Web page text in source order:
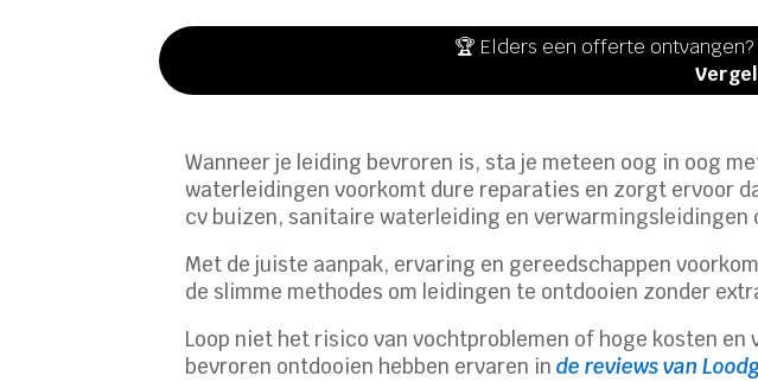
🏆 Elders een offerte
Wanneer je leiding bevroren is, sta je meteen oog in oog
waterleidingen voorkomt dure reparaties en zorgt ervoor
cv buizen, sanitaire waterleiding en
Met de juiste aanpak, ervaring en gereedschappen
de slimme methodes om leidingen te ontdooien zonder
Loop niet het risico van vochtproblemen of hoge kosten
bevroren ontdooien hebben ervaren inde reviews van